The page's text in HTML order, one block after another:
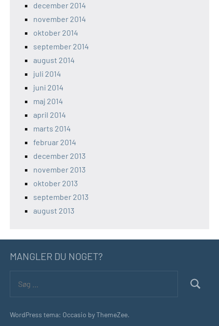
december 2014
november 2014
oktober 2014
september 2014
august 2014
juli 2014
juni 2014
maj 2014
april 2014
marts 2014
februar 2014
december 2013
november 2013
oktober 2013
september 2013
august 2013
MANGLER DU NOGET?
efter:
Søg
WordPress tema: Occasio by ThemeZee.